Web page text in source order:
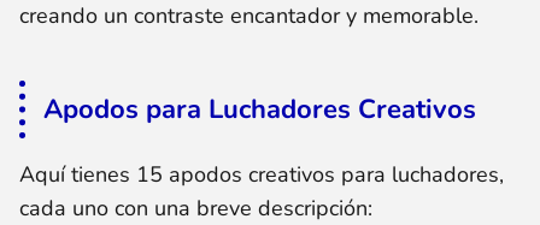
creando un contraste encantador y memorable.
Apodos para Luchadores Creativos
Aquí tienes 15 apodos creativos para luchadores,
cada uno con una breve descripción: